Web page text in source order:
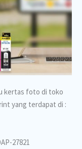
kertas foto di toko
yang terdapat di :
27821